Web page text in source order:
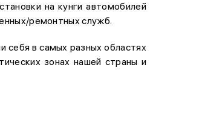
на кунги автомобилей
ремонтных служб.
в самых разных областях
зонах нашей страны и